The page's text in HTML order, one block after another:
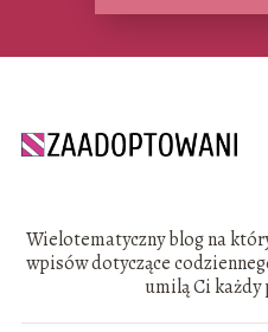
Wielotematyczny blog na
wpisów dotyczące
umilą Ci każdy